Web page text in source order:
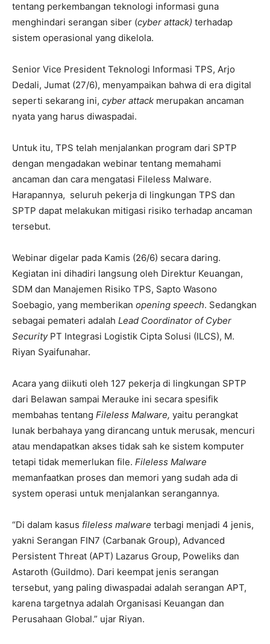
tentang perkembangan teknologi informasi guna
menghindari serangan siber (cyber attack) terhadap
sistem operasional yang dikelola.
Senior Vice President Teknologi Informasi TPS, Arjo
Dedali, Jumat (27/6), menyampaikan bahwa di era digital
seperti sekarang ini, cyber attack merupakan ancaman
nyata yang harus diwaspadai.
Untuk itu, TPS telah menjalankan program dari SPTP
dengan mengadakan webinar tentang memahami
ancaman dan cara mengatasi Fileless Malware.
Harapannya, seluruh pekerja di lingkungan TPS dan
SPTP dapat melakukan mitigasi risiko terhadap ancaman
tersebut.
Webinar digelar pada Kamis (26/6) secara daring.
Kegiatan ini dihadiri langsung oleh Direktur Keuangan,
SDM dan Manajemen Risiko TPS, Sapto Wasono
Soebagio, yang memberikan opening speech. Sedangkan
sebagai pemateri adalah Lead Coordinator of Cyber
SecurityPT Integrasi Logistik Cipta Solusi (ILCS), M.
Riyan Syaifunahar.
Acara yang diikuti oleh 127 pekerja di lingkungan SPTP
dari Belawan sampai Merauke ini secara spesifik
membahas tentang Fileless Malware, yaitu perangkat
lunak berbahaya yang dirancang untuk merusak, mencuri
atau mendapatkan akses tidak sah ke sistem komputer
tetapi tidak memerlukan file. Fileless Malware
memanfaatkan proses dan memori yang sudah ada di
system operasi untuk menjalankan serangannya.
“Di dalam kasus fileless malware terbagi menjadi 4 jenis,
yakni Serangan FIN7 (Carbanak Group), Advanced
Persistent Threat (APT) Lazarus Group, Poweliks dan
Astaroth (Guildmo). Dari keempat jenis serangan
tersebut, yang paling diwaspadai adalah serangan APT,
karena targetnya adalah Organisasi Keuangan dan
Perusahaan Global.” ujar Riyan.